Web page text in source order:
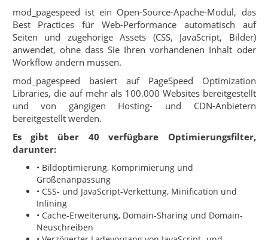
mod_pagespeed ist ein Open-Source-Apache-Modul, das
Best Practices für Web-Performance automatisch auf
Seiten und zugehörige Assets (CSS, JavaScript, Bilder)
anwendet, ohne dass Sie Ihren vorhandenen Inhalt oder
Workflow ändern müssen.
mod_pagespeed basiert auf PageSpeed Optimization
Libraries, die auf mehr als 100.000 Websites bereitgestellt
und von gängigen Hosting- und CDN-Anbietern
bereitgestellt werden.
Es gibt über 40 verfügbare Optimierungsfilter,
darunter:
• Bildoptimierung, Komprimierung und
Größenanpassung
• CSS- und JavaScript-Verkettung, Minification und
Inlining
• Cache-Erweiterung, Domain-Sharing und Domain-
Neuschreiben